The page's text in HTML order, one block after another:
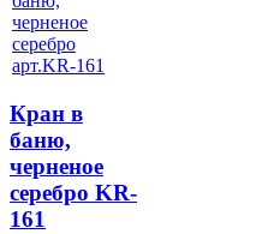
Кран в
баню,
черненое
серебро KR-
161